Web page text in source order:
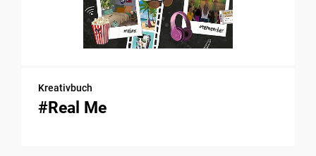
Kreativbuch
#Real Me